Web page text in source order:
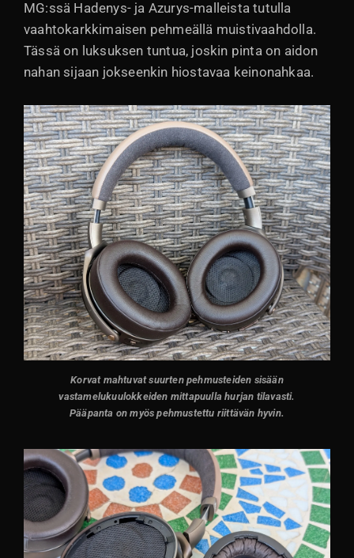
MG:ssä Hadenys- ja Azurys-malleista tutulla
vaahtokarkkimaisen pehmeällä muistivaahdolla.
Tässä on luksuksen tuntua, joskin pinta on aidon
nahan sijaan jokseenkin hiostavaa keinonahkaa.
Korvat mahtuvat suurten pehmusteiden sisään
vastamelukuulokkeiden mittapuulla hurjan tilavasti.
Pääpanta on myös pehmustettu riittävän hyvin.